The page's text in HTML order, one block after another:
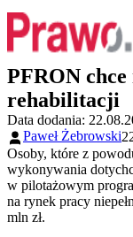
PFRON chce
rehabilitacji
Data dodania:
Paweł Żebrowski
Osoby, które z
wykonywania
w pilotażowym
na rynek pracy
mln zł.